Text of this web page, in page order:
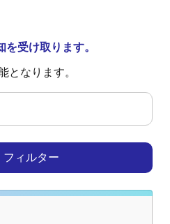
受け取ります。
となります。
フィルター